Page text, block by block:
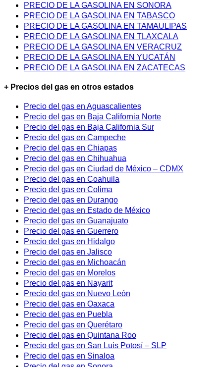
PRECIO DE LA GASOLINA EN SONORA
PRECIO DE LA GASOLINA EN TABASCO
PRECIO DE LA GASOLINA EN TAMAULIPAS
PRECIO DE LA GASOLINA EN TLAXCALA
PRECIO DE LA GASOLINA EN VERACRUZ
PRECIO DE LA GASOLINA EN YUCATÁN
PRECIO DE LA GASOLINA EN ZACATECAS
+ Precios del gas en otros estados
Precio del gas en Aguascalientes
Precio del gas en Baja California Norte
Precio del gas en Baja California Sur
Precio del gas en Campeche
Precio del gas en Chiapas
Precio del gas en Chihuahua
Precio del gas en Ciudad de México – CDMX
Precio del gas en Coahuila
Precio del gas en Colima
Precio del gas en Durango
Precio del gas en Estado de México
Precio del gas en Guanajuato
Precio del gas en Guerrero
Precio del gas en Hidalgo
Precio del gas en Jalisco
Precio del gas en Michoacán
Precio del gas en Morelos
Precio del gas en Nayarit
Precio del gas en Nuevo León
Precio del gas en Oaxaca
Precio del gas en Puebla
Precio del gas en Querétaro
Precio del gas en Quintana Roo
Precio del gas en San Luis Potosí – SLP
Precio del gas en Sinaloa